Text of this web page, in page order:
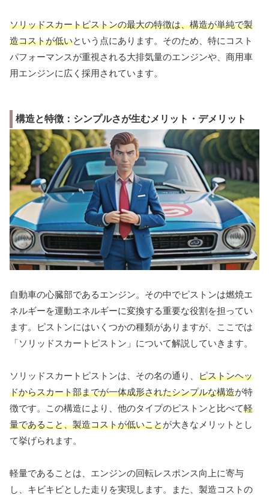
ソリッドスカートピストンの最大の特徴は、構造が単純で製
造コストが低いという点にあります。そのため、特にコスト
パフォーマンスが重視される大排気量のエンジンや、商用車
用エンジンに広く採用されています。
構造と特徴：シンプルさが生むメリット・デメリット
自動車の心臓部であるエンジン。その中でピストンは燃焼エ
ネルギーを運動エネルギーに変換する重要な役割を担ってい
ます。ピストンにはいくつかの種類がありますが、ここでは
「ソリッドスカートピストン」について解説していきます。
ソリッドスカートピストンは、その名の通り、 ピストンヘッ
ドからスカート部までが一体成形されたシンプルな構造が特
徴です。この構造により、他のタイプのピストンと比べて軽
量であること、製造コストが低いことが大きなメリットとし
て挙げられます。
軽量であることは、エンジンの回転レスポンス向上に寄与
し、キビキビとした走りを実現します。また、製造コストの